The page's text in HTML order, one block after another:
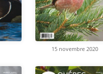
15 novembre 2020